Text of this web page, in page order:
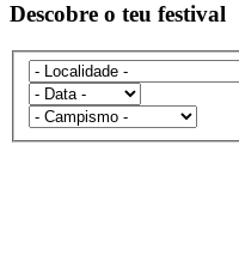
Descobre o teu festival